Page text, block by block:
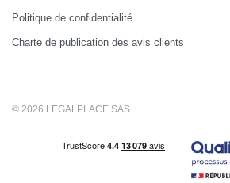
Politique de confidentialité
Charte de publication des avis clients
© 2026 LEGALPLACE SAS